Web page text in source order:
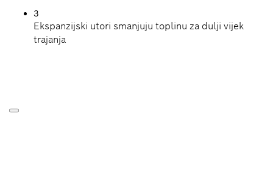
3
Ekspanzijski utori smanjuju toplinu za dulji vijek
trajanja